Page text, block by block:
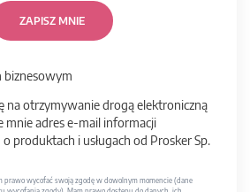
ZAPISZ MNIE
biznesowym
na otrzymywanie drogą elektroniczną
mnie adres e-mail informacji
produktach i usługach od Prosker Sp.
prawo wycofać swoją zgodę w dowolnym momencie (dane